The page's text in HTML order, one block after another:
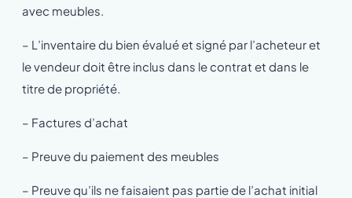
avec meubles.
– L’inventaire du bien évalué et signé par l’acheteur et
le vendeur doit être inclus dans le contrat et dans le
titre de propriété.
– Factures d’achat
– Preuve du paiement des meubles
– Preuve qu’ils ne faisaient pas partie de l’achat initial